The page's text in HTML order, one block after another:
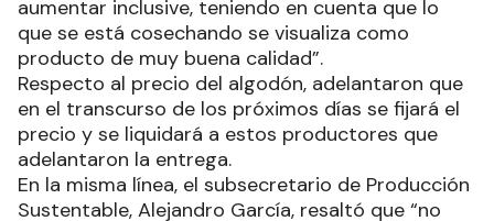
aumentar inclusive, teniendo en cuenta que lo
que se está cosechando se visualiza como
producto de muy buena calidad”.
Respecto al precio del algodón, adelantaron que
en el transcurso de los próximos días se fijará el
precio y se liquidará a estos productores que
adelantaron la entrega.
En la misma línea, el subsecretario de Producción
Sustentable, Alejandro García, resaltó que “no